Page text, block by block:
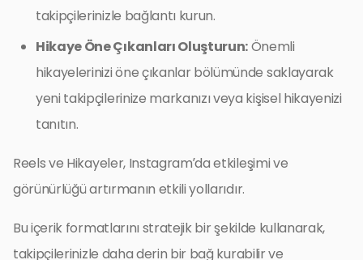
takipçilerinizle bağlantı kurun.
Hikaye Öne Çıkanları Oluşturun:Önemli
hikayelerinizi öne çıkanlar bölümünde saklayarak
yeni takipçilerinize markanızı veya kişisel hikayenizi
tanıtın.
Reels ve Hikayeler, Instagram’da etkileşimi ve
görünürlüğü artırmanın etkili yollarıdır.
Bu içerik formatlarını stratejik bir şekilde kullanarak,
takipçilerinizle daha derin bir bağ kurabilir ve